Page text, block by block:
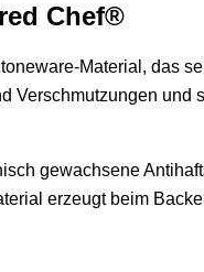
Chef®
Material, das
und
gewachsene
erzeugt beim